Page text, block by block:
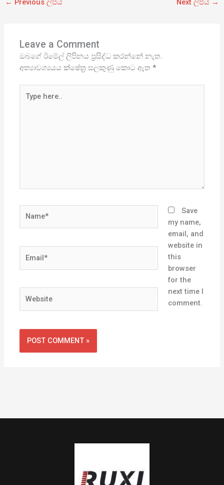
← Previous ලිපිය Next ලිපිය →
Leave a Comment
ඔබගේ ඊමේල් ලිපිනය ප්‍රසිද්ධ කරන්නේ නැත.
අත්‍යාවශ්‍යයය ක්ෂේත්‍ර සලකුණු කොට ඇත*
here..
Save
my name,
email, and
website in
this
browser
for the
next time I
comment.